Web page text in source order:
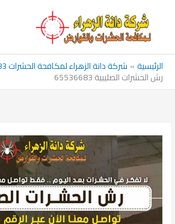
المحتوى
الرئيسية شركة دانة الزهراء لمكافحة الحشرات 65536683
رش الحشرات الصليبية 65536683